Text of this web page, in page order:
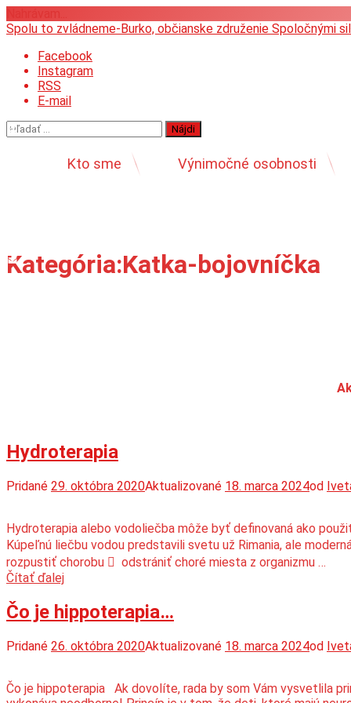
Prejsť
obsah
Spolu to zvládneme-Burko, občianske združenie Spoločnými
Facebook
Instagram
RSS
E-mail
Hľadať:
Kto sme Výnimočné osobnosti
Kategória:Katka-bojovníčka
Hydroterapia
Pridané 29. októbra 2020Aktualizované 18. marca 2024od
Hydroterapia alebo vodoliečba môže byť definovaná ako
Kúpeľnú liečbu vodou predstavili svetu už Rimania, ale
rozpustiť chorobu  odstrániť choré miesta z organizmu …
Čítať ďalejHydroterapia
Čo je hippoterapia…
Pridané 26. októbra 2020Aktualizované 18. marca 2024od
Čo je hippoterapia Ak dovolíte, rada by som Vám vysvetlila
Facebook
Twitter
Pinterest
LinkedIn
Email